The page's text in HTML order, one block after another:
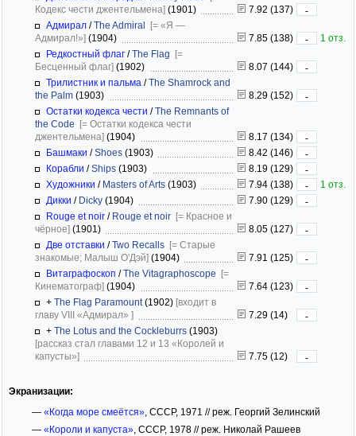
Кодекс чести джентельмена] (1901) 7.92 (137)
-
Адмирал /The Admiral [= «Я —
Адмирал!»] (1904) 7.85 (138) -
1 отз.
Редкостный флаг /The Flag [=
Бесценный флаг] (1902) 8.07 (144)
-
Трилистник и пальма /The Shamrock and
the Palm (1903) 8.29 (152)
-
Остатки кодекса чести /The Remnants of
the Code [= Остатки кодекса чести
джентельмена] (1904) 8.17 (134)
-
Башмаки /Shoes (1903) 8.42 (146)
-
Корабли /Ships (1903) 8.19 (129)
-
Художники / Masters of Arts (1903) 7.94 (138) -
1 отз.
Дикки / Dicky (1904) 7.90 (129)
-
Rouge et noir / Rouge et noir [= Красное и
чёрное] (1901) 8.05 (127)
-
Две отставки /Two Recalls [= Старые
знакомые; Малыш О'Дэй] (1904) 7.91 (125)
-
Витаграфоскоп /The Vitagraphoscope [=
Кинематограф] (1904) 7.64 (123)
-
+ The Flag Paramount(1902) [входит в
главу VIII «Адмирал» ]
7.29 (14)
-
+ The Lotus and the Cockleburrs (1903)
[рассказ стал главами 12 и 13 «Королей и
капусты»]
7.75 (12) -
Экранизации:
— «Когда море смеётся», СССР, 1971 // реж. Георгий Зелинский
— «Короли и капуста», СССР, 1978 // реж. Николай Рашеев